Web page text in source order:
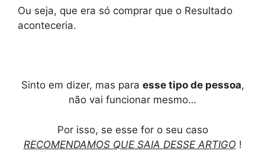
Ou seja, que era só comprar que o Resultado
aconteceria.
Sinto em dizer, mas para esse tipo de pessoa,
não vai funcionar mesmo…
Por isso, se esse for o seu caso
RECOMENDAMOS QUE SAIA DESSE ARTIGO!